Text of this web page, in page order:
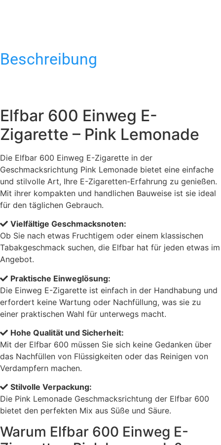
Beschreibung
Elfbar 600 Einweg E-
Zigarette – Pink Lemonade
Die Elfbar 600 Einweg E-Zigarette in der
Geschmacksrichtung Pink Lemonade bietet eine einfache
und stilvolle Art, Ihre E-Zigaretten-Erfahrung zu genießen.
Mit ihrer kompakten und handlichen Bauweise ist sie ideal
für den täglichen Gebrauch.
Vielfältige Geschmacksnoten:
Ob Sie nach etwas Fruchtigem oder einem klassischen
Tabakgeschmack suchen, die Elfbar hat für jeden etwas im
Angebot.
Praktische Einweglösung:
Die Einweg E-Zigarette ist einfach in der Handhabung und
erfordert keine Wartung oder Nachfüllung, was sie zu
einer praktischen Wahl für unterwegs macht.
Hohe Qualität und Sicherheit:
Mit der Elfbar 600 müssen Sie sich keine Gedanken über
das Nachfüllen von Flüssigkeiten oder das Reinigen von
Verdampfern machen.
Stilvolle Verpackung:
Die Pink Lemonade Geschmacksrichtung der Elfbar 600
bietet den perfekten Mix aus Süße und Säure.
Warum Elfbar 600 Einweg E-